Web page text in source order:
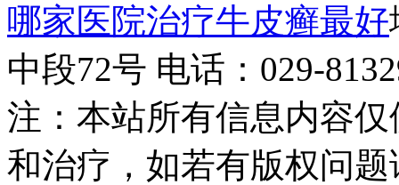
哪家医院治疗牛皮癣最好
中段72号 电话：029-
注：本站所有信息内容
和治疗，如若有版权问